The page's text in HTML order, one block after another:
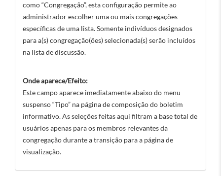
como “Congregação”, esta configuração permite ao
administrador escolher uma ou mais congregações
específicas de uma lista. Somente indivíduos designados
para a(s) congregação(ões) selecionada(s) serão incluídos
na lista de discussão.
Onde aparece/Efeito:
Este campo aparece imediatamente abaixo do menu
suspenso “Tipo” na página de composição do boletim
informativo. As seleções feitas aqui filtram a base total de
usuários apenas para os membros relevantes da
congregação durante a transição para a página de
visualização.